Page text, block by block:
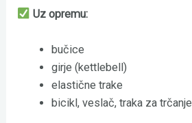
Uz opremu:
bučice
girje (kettlebell)
elastične trake
bicikl, veslač, traka za trčanje